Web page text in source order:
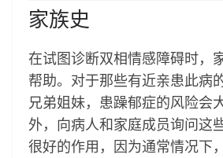
家族史
在试图诊断双相情感障碍时，
帮助。对于那些有近亲患此病
兄弟姐妹，患躁郁症的风险会
外，向病人和家庭成员询问这
很好的作用，因为通常情况下